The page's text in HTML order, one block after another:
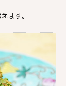
ます。